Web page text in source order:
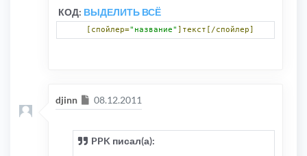
КОД: ВЫДЕЛИТЬ ВСЁ
[спойлер="название" ]текст[/спойлер]
djinn Сообщение
08.12.2011
PPK писал(а):